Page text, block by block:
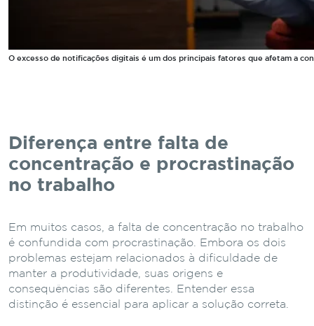
O excesso de notificações digitais é um dos principais fatores que afetam a
Diferença entre falta de
concentração e procrastinação
no trabalho
Em muitos casos, a falta de concentração no trabalho
é confundida com procrastinação. Embora os dois
problemas estejam relacionados à dificuldade de
manter a produtividade, suas origens e
consequências são diferentes. Entender essa
distinção é essencial para aplicar a solução correta.